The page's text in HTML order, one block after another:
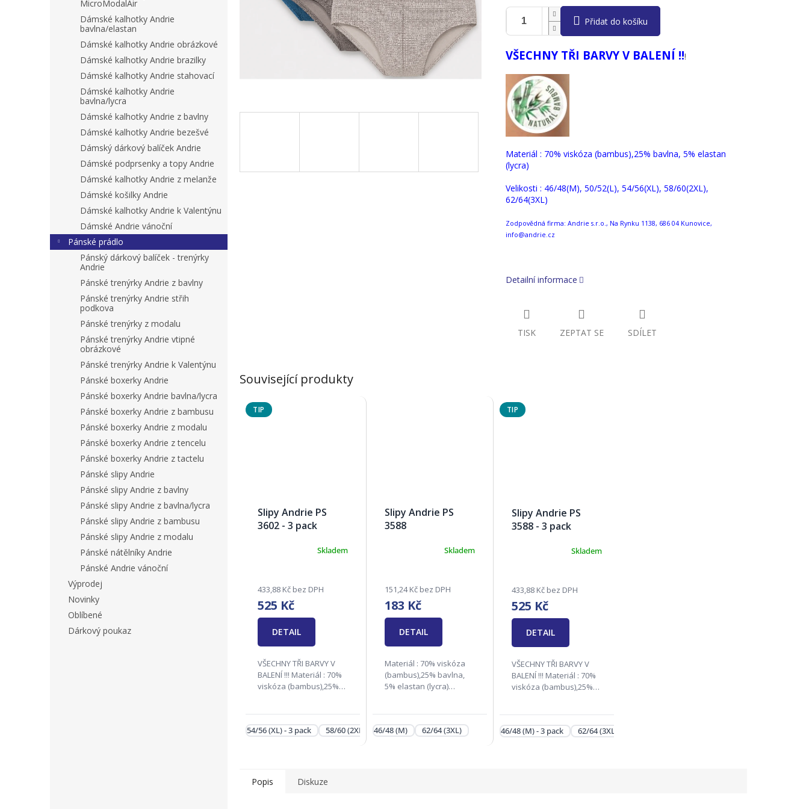
MicroModalAir
Dámské kalhotky Andrie
bavlna/elastan
Dámské kalhotky Andrie obrázkové
Dámské kalhotky Andrie brazilky
Dámské kalhotky Andrie stahovací
Dámské kalhotky Andrie
bavlna/lycra
Dámské kalhotky Andrie z bavlny
Dámské kalhotky Andrie bezešvé
Dámský dárkový balíček Andrie
Dámské podprsenky a topy Andrie
Dámské kalhotky Andrie z melanže
Dámské košilky Andrie
Dámské kalhotky Andrie k Valentýnu
Dámské Andrie vánoční
Pánské prádlo
Pánský dárkový balíček - trenýrky
Andrie
Pánské trenýrky Andrie z bavlny
Pánské trenýrky Andrie střih
podkova
Pánské trenýrky z modalu
Pánské trenýrky Andrie vtipné
obrázkové
Pánské trenýrky Andrie k Valentýnu
Pánské boxerky Andrie
Pánské boxerky Andrie bavlna/lycra
Pánské boxerky Andrie z bambusu
Pánské boxerky Andrie z modalu
Pánské boxerky Andrie z tencelu
Pánské boxerky Andrie z tactelu
Pánské slipy Andrie
Pánské slipy Andrie z bavlny
Pánské slipy Andrie z bavlna/lycra
Pánské slipy Andrie z bambusu
Pánské slipy Andrie z modalu
Pánské nátělníky Andrie
Pánské Andrie vánoční
Výprodej
Novinky
Oblíbené
Dárkový poukaz
Přidat do košíku
VŠECHNY TŘI BARVY V BALENÍ !!!
Materiál : 70% viskóza (bambus),25% bavlna, 5% elastan
(lycra)
Velikosti : 46/48(M), 50/52(L), 54/56(XL), 58/60(2XL),
62/64(3XL)
Zodpovědná firma: Andrie s.r.o., Na Rynku 1138, 686 04 Kunovice,
info@andrie.cz
Detailní informace
TISK ZEPTAT SE SDÍLET
Související produkty
TIP
Slipy Andrie PS
3602 - 3 pack
Skladem
433,88 Kč bez DPH
525 Kč
DETAIL
VŠECHNY TŘI BARVY V
BALENÍ !!! Materiál : 70%
viskóza (bambus),25%
62/64(3XL), 66/68(4XL)
54/56 (XL) - 3 pack 58/60 (2XL) - 3 pack 66/68 (4XL) - 3 pack
Slipy Andrie PS
3588
Skladem
151,24 Kč bez DPH
183 Kč
DETAIL
Materiál : 70% viskóza
(bambus),25% bavlna,
5% elastan (lycra)
Zodpovědná firma:
46/48 (M) 62/64 (3XL)
TIP
Slipy Andrie PS
3588 - 3 pack
Skladem
433,88 Kč bez DPH
525 Kč
DETAIL
VŠECHNY TŘI BARVY V
BALENÍ !!! Materiál : 70%
viskóza (bambus),25%
54/56(XL), 58/60(2XL),
46/48 (M) - 3 pack 62/64 (3XL) - 3 pack
Popis Diskuze